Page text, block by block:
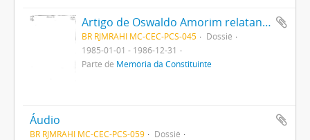
Artigo de Oswaldo Amorim relatando reunião em que a CEC institui a Defensoria do Povo e um texto de Constituição para o Brasil de autoria não identificada.
BR RJMRAHI MC-CEC-PCS-045
Dossiê
1985-01-01 - 1986-12-31
Parte de Memória da Constituinte
Áudio
BR RJMRAHI MC-CEC-PCS-059
Dossiê